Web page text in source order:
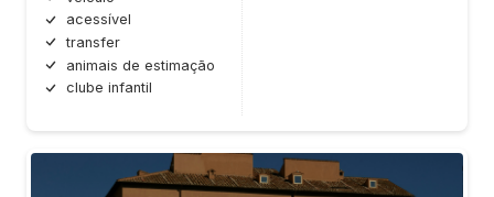
acessível
transfer
animais de estimação
clube infantil